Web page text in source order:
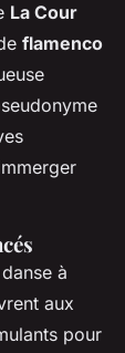
La Cour
flamenco
à
aux
pour